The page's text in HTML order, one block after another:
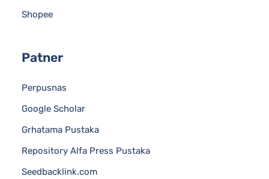
Shopee
Patner
Perpusnas
Google Scholar
Grhatama Pustaka
Repository Alfa Press Pustaka
Seedbacklink.com